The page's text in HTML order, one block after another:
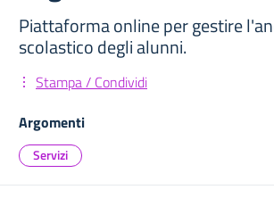
Piattaforma online per gestire
scolastico degli alunni.
Stampa / Condividi
Argomenti
Servizi